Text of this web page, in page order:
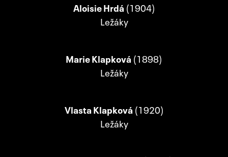
Aloisie Hrdá (1904)
Ležáky
Marie Klapková(1898)
Ležáky
Vlasta Klapková (1920)
Ležáky